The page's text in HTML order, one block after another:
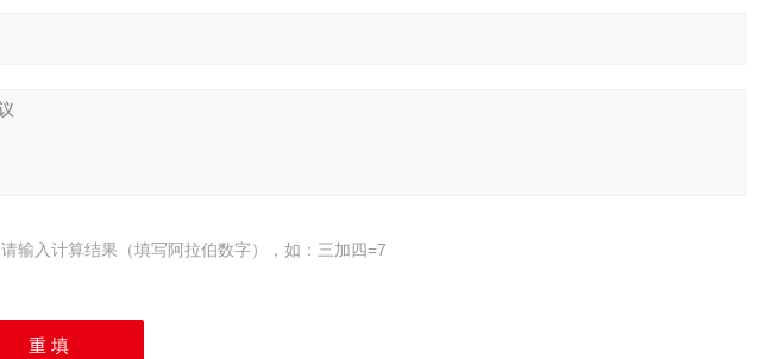
请输入计算结果（填写阿拉伯数字），如：三加四=7